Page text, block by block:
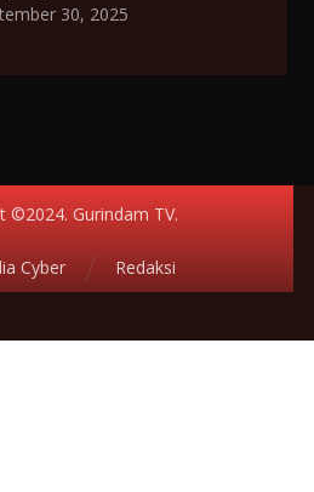
30, 2025
©2024. Gurindam TV.
Redaksi
Cyber